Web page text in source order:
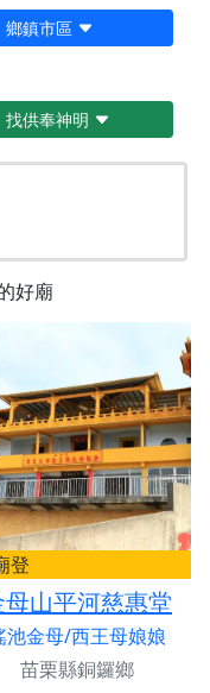
鄉鎮市區
找供奉神明
好廟
登
山平河慈惠堂
池金母/西王母娘娘
苗栗縣銅鑼鄉